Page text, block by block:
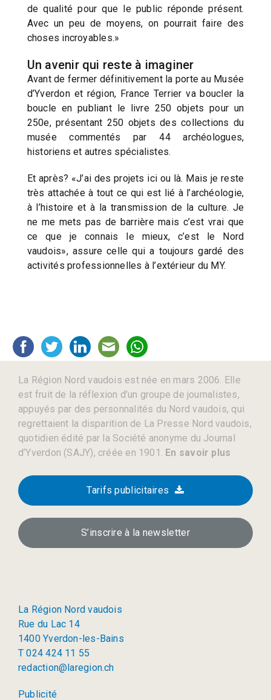
de qualité pour que le public réponde présent.
Avec un peu de moyens, on pourrait faire des
choses incroyables.»
Un avenir qui reste à imaginer
Avant de fermer définitivement la porte au Musée
d’Yverdon et région, France Terrier va boucler la
boucle en publiant le livre 250 objets pour un
250e, présentant 250 objets des collections du
musée commentés par 44 archéologues,
historiens et autres spécialistes.
Et après? «J’ai des projets ici ou là. Mais je reste
très attachée à tout ce qui est lié à l’archéologie,
à l’histoire et à la transmission de la culture. Je
ne me mets pas de barrière mais c’est vrai que
ce que je connais le mieux, c’est le Nord
vaudois», assure celle qui a toujours gardé des
activités professionnelles à l’extérieur du MY.
La Région Nord vaudois est née en mars 2006. Elle
est fruit de la réflexion d’un groupe de journalistes,
appuyés par des personnalités du Nord vaudois, qui
regrettaient la disparition de La Presse Nord vaudois,
quotidien édité par la Société anonyme du Journal
d’Yverdon (SAJY), créée en 1901. En savoir plus
Tarifs publicitaires
S’inscrire à la newsletter
La Région Nord vaudois
Rue du Lac 14
1400 Yverdon-les-Bains
T 024 424 11 55
redaction@laregion.ch
Publicité